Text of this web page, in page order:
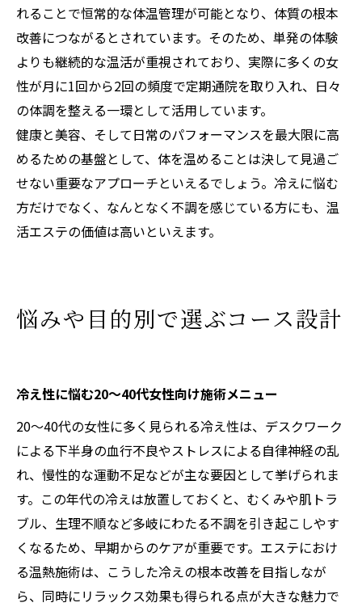
れることで恒常的な体温管理が可能となり、体質の根本
改善につながるとされています。そのため、単発の体験
よりも継続的な温活が重視されており、実際に多くの女
性が月に1回から2回の頻度で定期通院を取り入れ、日々
の体調を整える一環として活用しています。
健康と美容、そして日常のパフォーマンスを最大限に高
めるための基盤として、体を温めることは決して見過ご
せない重要なアプローチといえるでしょう。冷えに悩む
方だけでなく、なんとなく不調を感じている方にも、温
活エステの価値は高いといえます。
悩みや目的別で選ぶコース設計
冷え性に悩む20〜40代女性向け施術メニュー
20〜40代の女性に多く見られる冷え性は、デスクワーク
による下半身の血行不良やストレスによる自律神経の乱
れ、慢性的な運動不足などが主な要因として挙げられま
す。この年代の冷えは放置しておくと、むくみや肌トラ
ブル、生理不順など多岐にわたる不調を引き起こしやす
くなるため、早期からのケアが重要です。エステにおけ
る温熱施術は、こうした冷えの根本改善を目指しなが
ら、同時にリラックス効果も得られる点が大きな魅力で